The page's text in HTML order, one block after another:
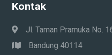
Kontak
Jl. Taman Pramuka No.
Bandung 40114